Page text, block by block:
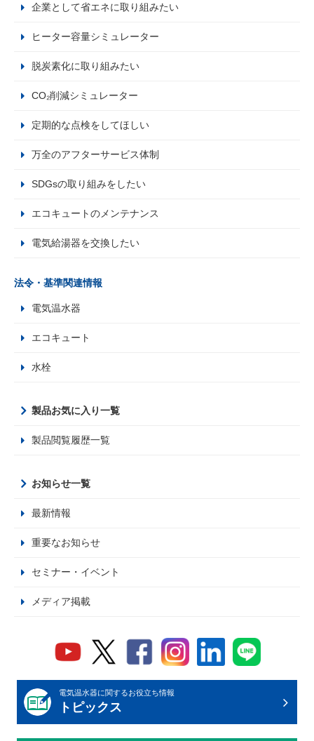
企業として省エネに取り組みたい
ヒーター容量シミュレーター
脱炭素化に取り組みたい
CO₂削減シミュレーター
定期的な点検をしてほしい
万全のアフターサービス体制
SDGsの取り組みをしたい
エコキュートのメンテナンス
電気給湯器を交換したい
法令・基準関連情報
電気温水器
エコキュート
水栓
製品お気に入り一覧
製品閲覧履歴一覧
お知らせ一覧
最新情報
重要なお知らせ
セミナー・イベント
メディア掲載
電気温水器に関するお役立ち情報
トピックス